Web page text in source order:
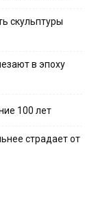
скульптуры
в эпоху
100 лет
страдает от